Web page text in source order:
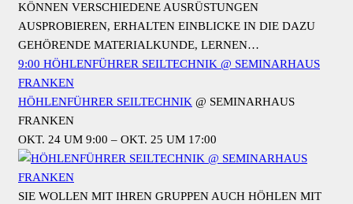
KÖNNEN VERSCHIEDENE AUSRÜSTUNGEN
AUSPROBIEREN, ERHALTEN EINBLICKE IN DIE DAZU
GEHÖRENDE MATERIALKUNDE, LERNEN…
9:00 HÖHLENFÜHRER SEILTECHNIK @ SEMINARHAUS
FRANKEN
HÖHLENFÜHRER SEILTECHNIK @ SEMINARHAUS
FRANKEN
OKT. 24 UM 9:00 – OKT. 25 UM 17:00
SIE WOLLEN MIT IHREN GRUPPEN AUCH HÖHLEN MIT